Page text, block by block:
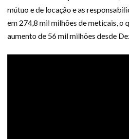
mútuo e de locação e as
em 274,8 mil milhões de meticais, o
aumento de 56 mil milhões desde